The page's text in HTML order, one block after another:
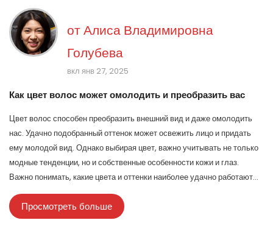
отАлиса Владимировна
Голубева
вкл янв 27, 2025
Как цвет волос может омолодить и преобразить вас
Цвет волос способен преобразить внешний вид и даже омолодить
нас. Удачно подобранный оттенок может освежить лицо и придать
ему молодой вид. Однако выбирая цвет, важно учитывать не только
модные тенденции, но и собственные особенности кожи и глаз.
Важно понимать, какие цвета и оттенки наиболее удачно работают
для создания молодого и свежего образа.
Просмотреть больше